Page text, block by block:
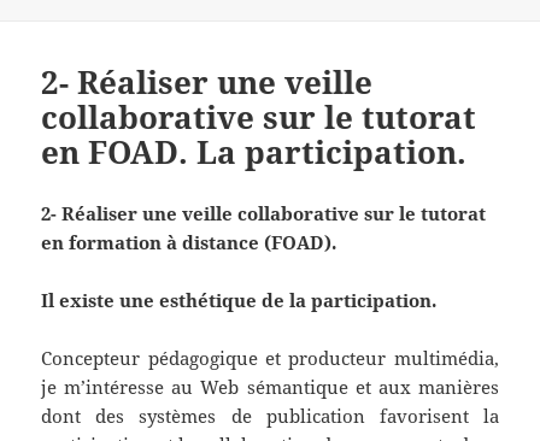
2- Réaliser une veille
collaborative sur le tutorat
en FOAD. La participation.
2- Réaliser une veille collaborative sur le tutorat
en formation à distance (FOAD).
Il existe une esthétique de la participation.
Concepteur pédagogique et producteur multimédia,
je m’intéresse au Web sémantique et aux manières
dont des systèmes de publication favorisent la